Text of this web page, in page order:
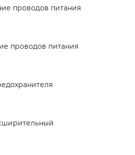
проводов питания
проводов питания